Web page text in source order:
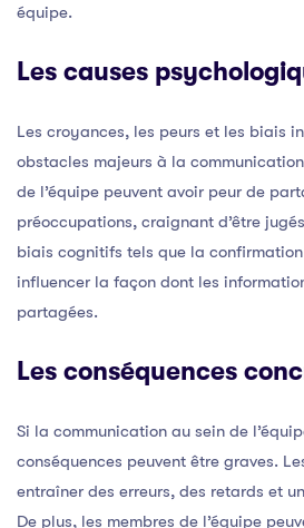
équipe.
Les causes
Les croyances, les peurs et les biais
obstacles majeurs à la
de l’équipe peuvent avoir peur de
préoccupations, craignant d’être
biais cognitifs tels que la confirmation
influencer la façon dont les
partagées.
Les conséquences
Si la communication au sein de
conséquences peuvent être graves.
entraîner des erreurs, des retards et
De plus, les membres de l’équipe